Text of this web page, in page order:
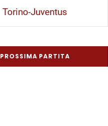
Torino-Juventus
PROSSIMA PARTITA